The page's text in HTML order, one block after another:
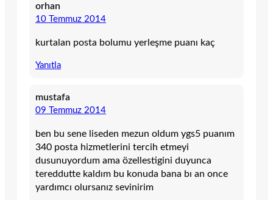
orhan
10 Temmuz 2014
kurtalan posta bolumu yerleşme puanı kaç
Yanıtla
mustafa
09 Temmuz 2014
ben bu sene liseden mezun oldum ygs5 puanım
340 posta hizmetlerini tercih etmeyi
dusunuyordum ama özellestigini duyunca
tereddutte kaldım bu konuda bana bı an once
yardımcı olursanız sevinirim